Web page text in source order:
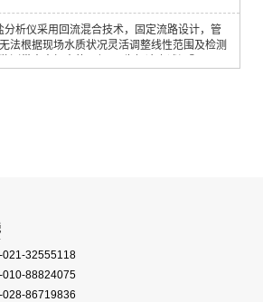
分析仪采用回流混合技术，固定流路设计，管
法根据现场水质状况灵活调整线性范围及检测
021-32555118
88824075
86719836